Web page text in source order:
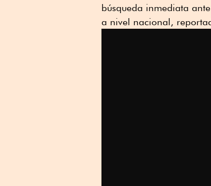
búsqueda inmediata
a nivel nacional,